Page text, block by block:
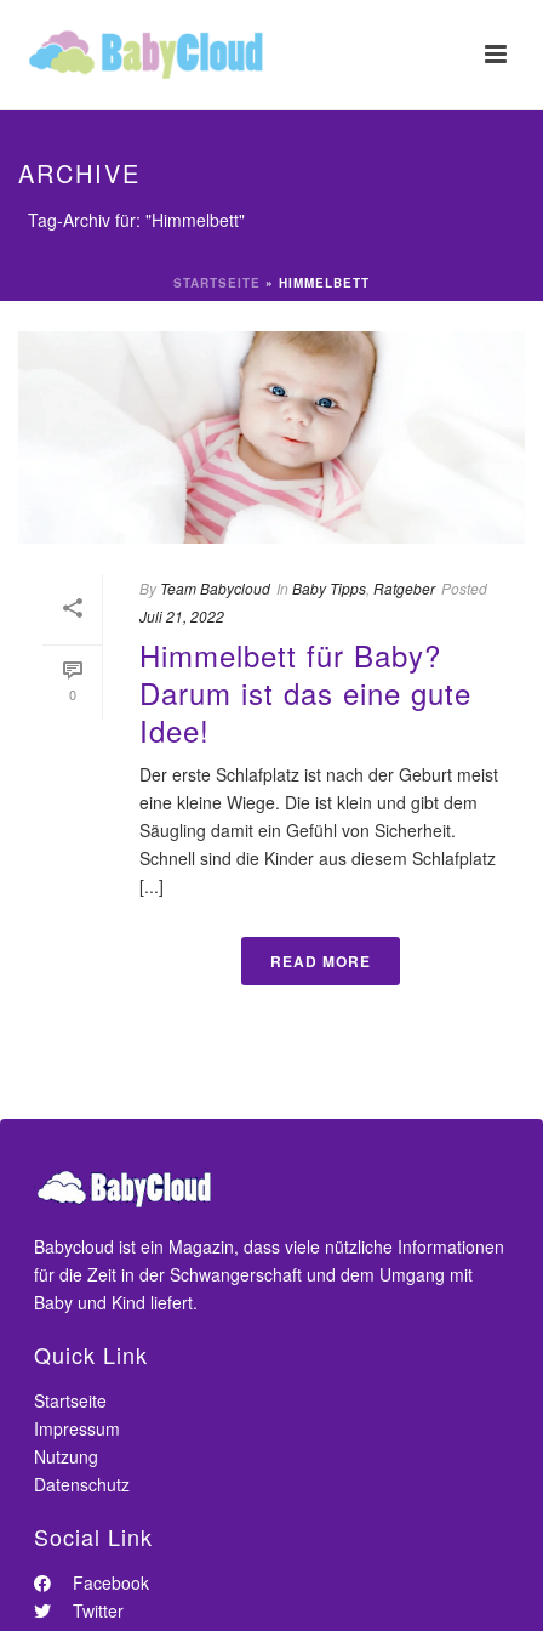
ARCHIVE
Tag-Archiv für: "Himmelbett"
STARTSEITE » HIMMELBETT
0
By Team Babycloud In Baby Tipps Ratgeber Posted
Juli 21, 2022
Himmelbett für Baby?
Darum ist das eine gute
Idee!
Der erste Schlafplatz ist nach der Geburt meist
eine kleine Wiege. Die ist klein und gibt dem
Säugling damit ein Gefühl von Sicherheit.
Schnell sind die Kinder aus diesem Schlafplatz
[...]
READ MORE
Babycloud ist ein Magazin, dass viele nützliche Informationen
für die Zeit in der Schwangerschaft und dem Umgang mit
Baby und Kind liefert.
Quick Link
Startseite
Impressum
Nutzung
Datenschutz
Social Link
Facebook
Twitter